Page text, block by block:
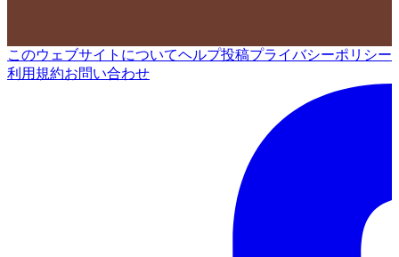
このウェブサイトについてヘルプ投稿プライバシーポリシー
利用規約お問い合わせ